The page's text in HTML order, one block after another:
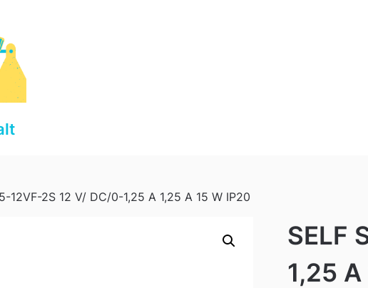
12VF-2S 12 V/ DC/0-1,25 A 1,25 A 15 W IP20
SELF
1,25